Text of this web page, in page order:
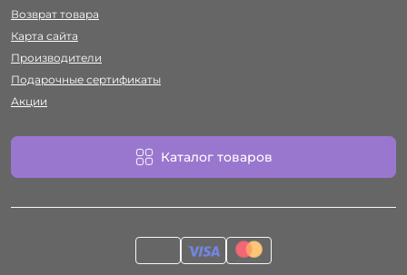
Возврат товара
Карта сайта
Производители
Подарочные сертификаты
Акции
Каталог товаров